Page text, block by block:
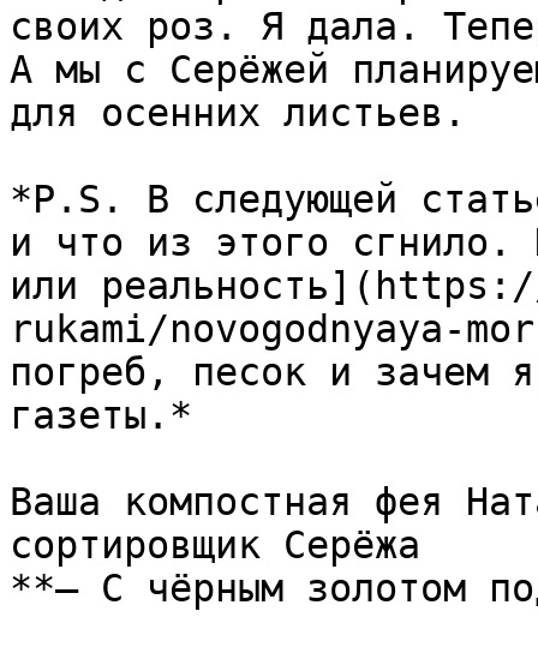
своих роз. Я дала.
А мы с Серёжей
для осенних листьев.
*P.S. В следующей
и что из этого сгнило.
или
rukami/novogodnyaya-
погреб, песок и зачем
газеты.*
Ваша компостная фея
сортировщик Серёжа
**— С чёрным золотом